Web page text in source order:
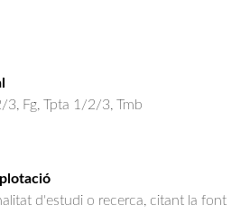
Fg, Tpta 1/2/3, Tmb
d'estudi o recerca, citant la font